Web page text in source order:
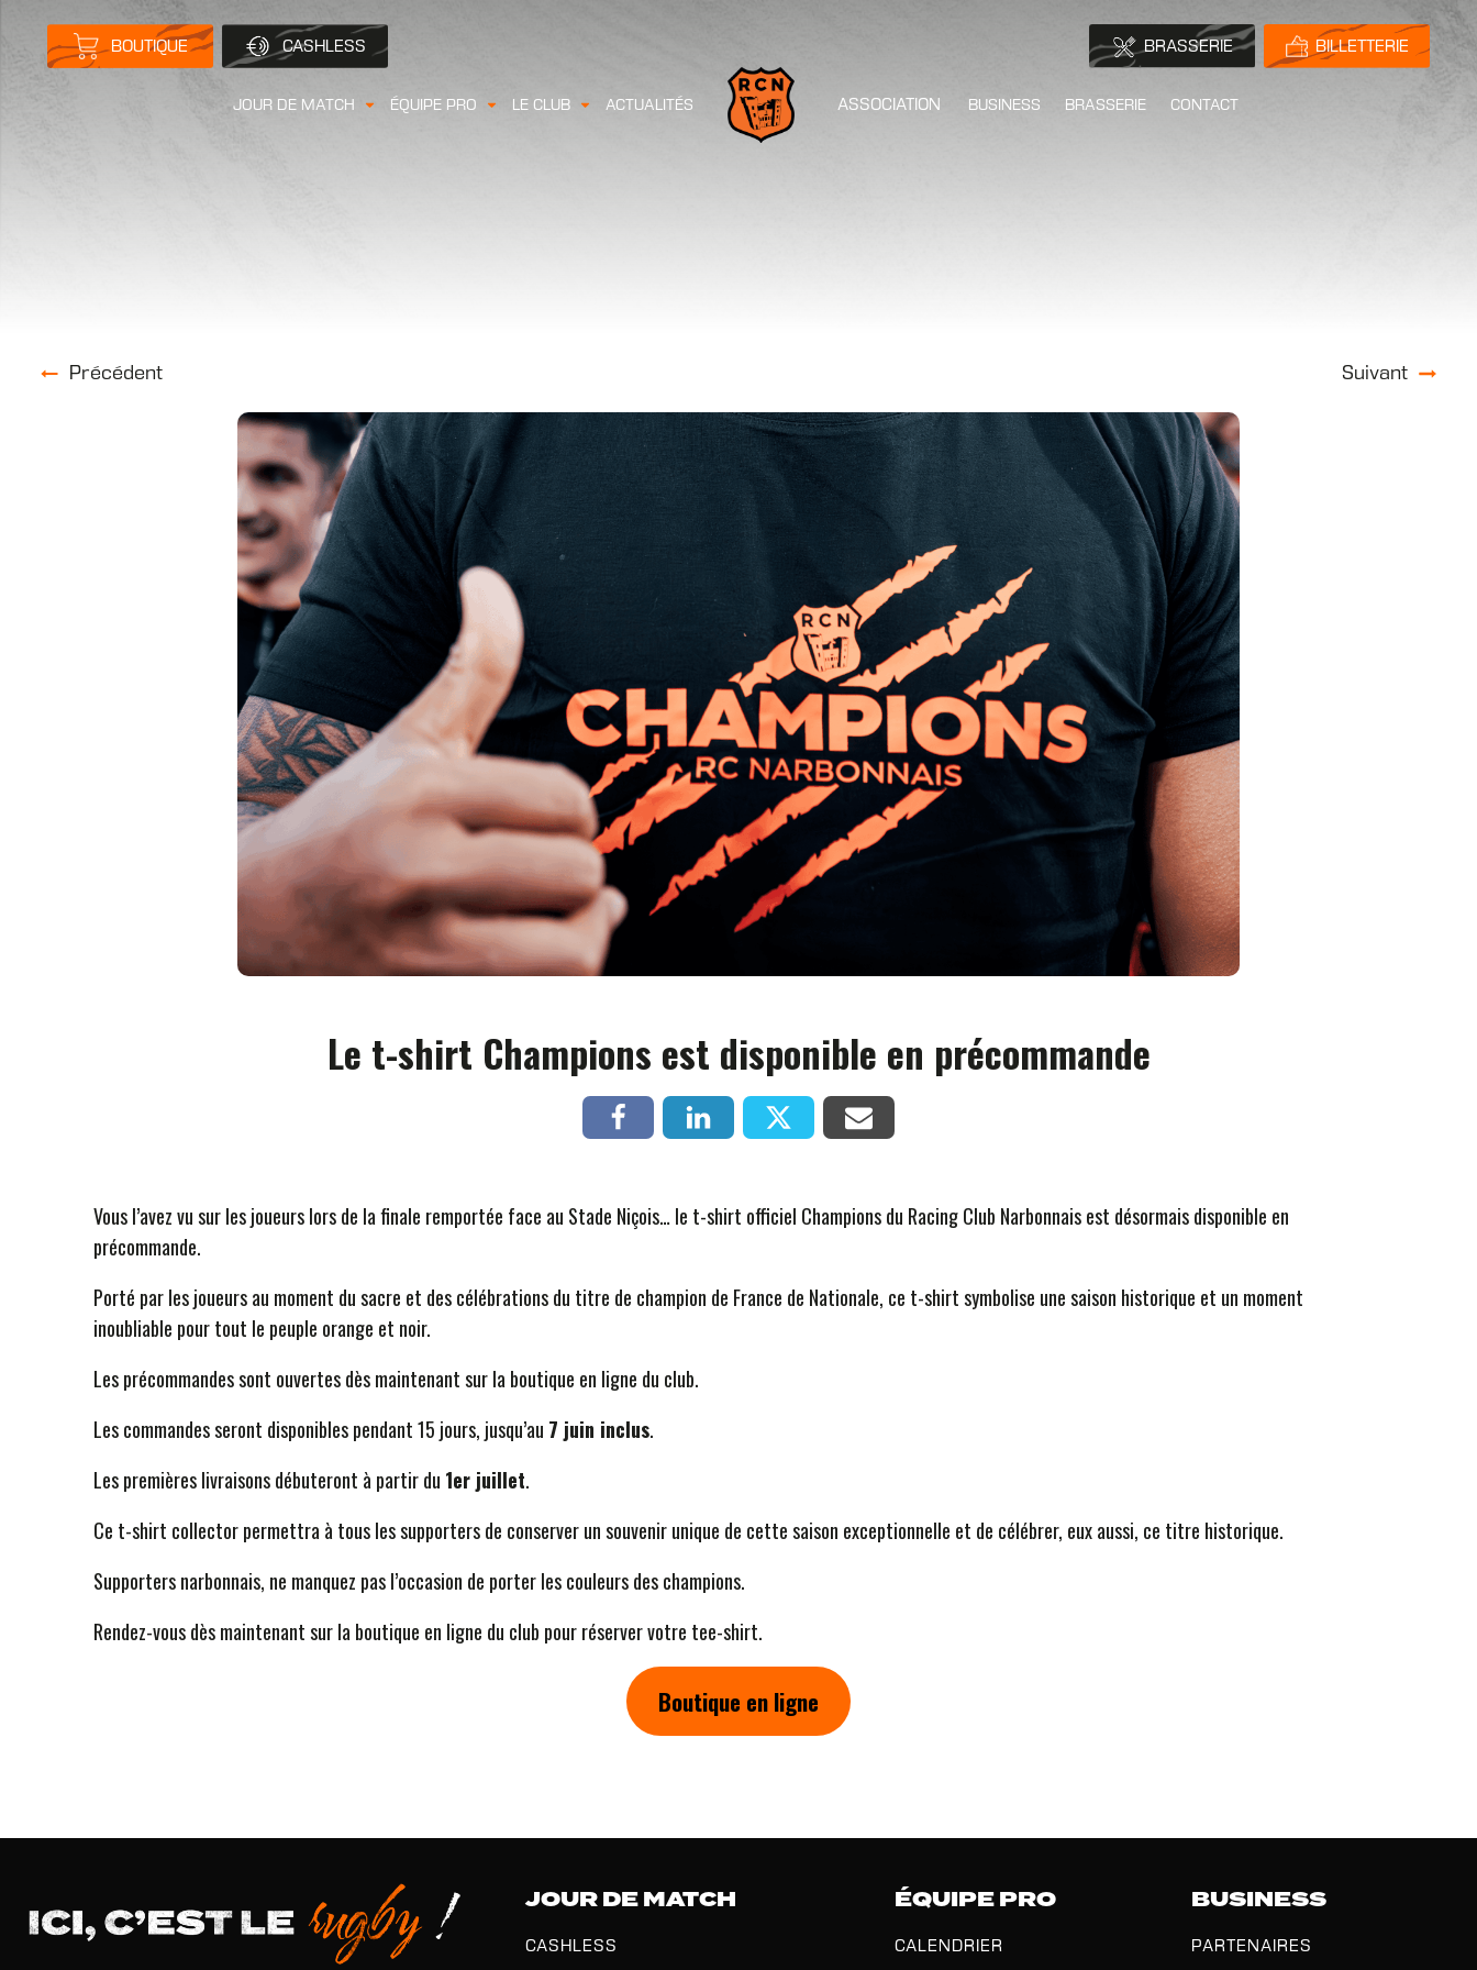
JOUR DE MATCH ÉQUIPE PRO LE CLUB ACTUALITÉS ASSOCIATION BUSINESS BRASSERIE CONTACT
Précédent Suivant
Le t-shirt Champions est disponible en précommande
Vous l’avez vu sur les joueurs lors de la finale remportée face au Stade Niçois… le t-shirt officiel Champions du Racing Club Narbonnais est désormais disponible en
précommande.
Porté par les joueurs au moment du sacre et des célébrations du titre de champion de France de Nationale, ce t-shirt symbolise une saison historique et un moment
inoubliable pour tout le peuple orange et noir.
Les précommandes sont ouvertes dès maintenant sur la boutique en ligne du club.
Les commandes seront disponibles pendant 15 jours, jusqu’au 7 juin inclus.
Les premières livraisons débuteront à partir du 1er juillet.
Ce t-shirt collector permettra à tous les supporters de conserver un souvenir unique de cette saison exceptionnelle et de célébrer, eux aussi, ce titre historique.
Supporters narbonnais, ne manquez pas l’occasion de porter les couleurs des champions.
Rendez-vous dès maintenant sur la boutique en ligne du club pour réserver votre tee-shirt.
Boutique en ligne
BOUTIQUE CASHLESS BRASSERIE BILLETTERIE
JOUR DE MATCH
CASHLESS
ÉQUIPE PRO
CALENDRIER
BUSINESS
PARTENAIRES